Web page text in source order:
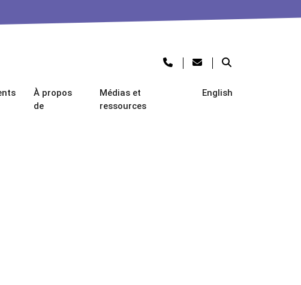
À propos
de
Médias et
ressources
English